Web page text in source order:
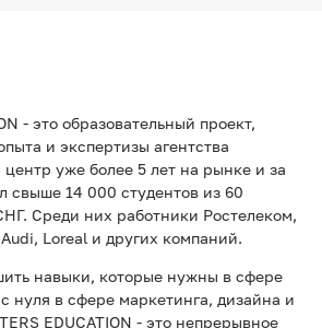
- это образовательный проект,
и экспертизы агентства
центр уже более 5 лет на рынке и за
свыше 14 000 студентов из 60
Среди них работники Ростелеком,
Loreal и других компаний.
навыки, которые нужны в сфере
нуля в сфере маркетинга, дизайна и
EDUCATION - это непрерывное